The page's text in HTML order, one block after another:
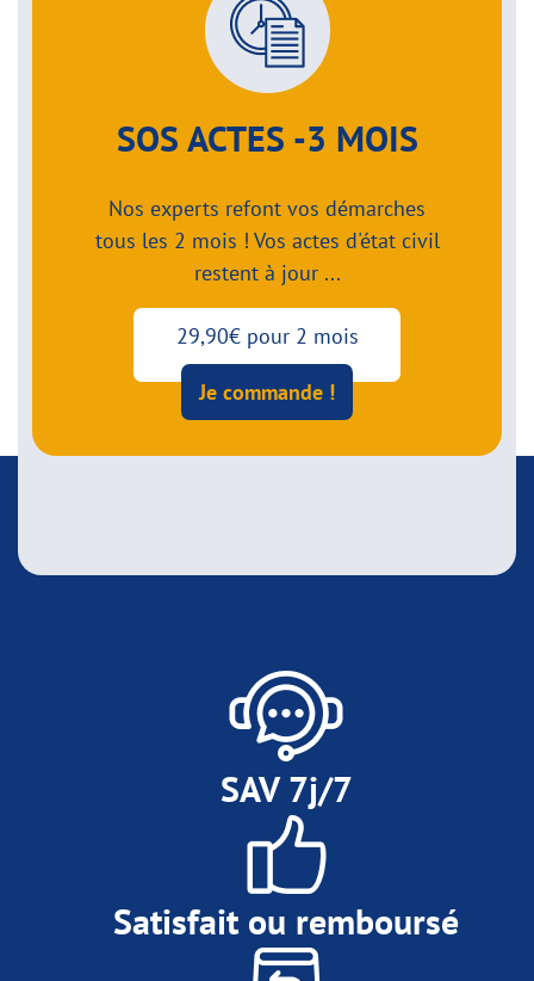
SOS ACTES -3 MOIS
Nos experts refont vos démarches
tous les 2 mois ! Vos actes d'état civil
restent à jour ...
29,90€ pour 2 mois
Je commande !
SAV 7j/7
Satisfait ou remboursé